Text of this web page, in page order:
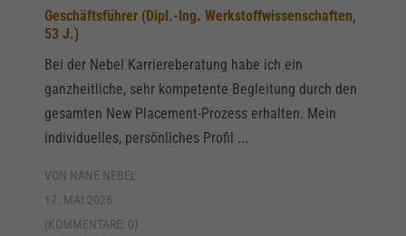
Geschäftsführer (Dipl.-Ing. Werkstoffwissenschaften,
53 J.)
Bei der Nebel Karriereberatung habe ich ein
ganzheitliche, sehr kompetente Begleitung durch den
gesamten New Placement-Prozess erhalten. Mein
individuelles, persönliches Profil ...
VON NANE NEBEL
17. MAI 2026
(KOMMENTARE: 0)